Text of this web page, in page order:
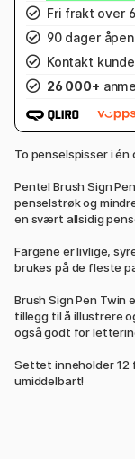
Fri frakt over
90 dager
Kontakt
26 000+
To penselspisser i én
Pentel Brush Sign
penselstrøk og
en svært allsidig
Fargene er livlige,
brukes på de fleste
Brush Sign Pen
tillegg til å illustrere
også godt for
Settet inneholder 12
umiddelbart!